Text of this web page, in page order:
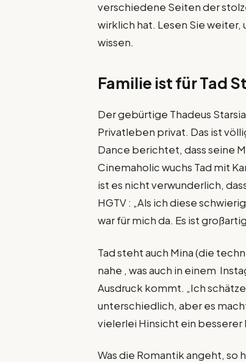
verschiedene Seiten der
wirklich hat. Lesen Sie weiter,
wissen.
Familie ist für Tad
Der gebürtige Thadeus
Privatleben privat. Das ist
Dance berichtet, dass seine
Cinemaholic wuchs Tad mit
ist es nicht verwunderlich,
HGTV : „Als ich diese
war für mich da. Es ist
Tad steht auch Mina (die
nahe , was auch in einem
Ausdruck kommt. „Ich
unterschiedlich, aber es
vielerlei Hinsicht ein besserer
Was die Romantik angeht, so